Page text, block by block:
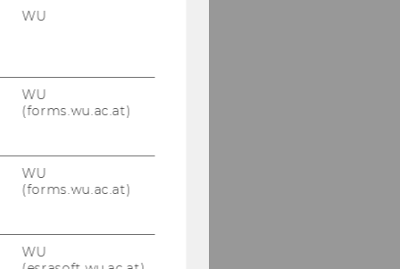
Theo Manuel Capriles,
PhD, LL.M.
Christina
WU
WU
(forms.wu.ac.at)
WU
(forms.wu.ac.at)
WU